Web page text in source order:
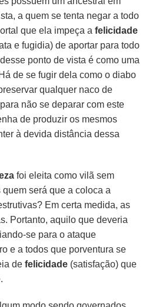
a quem se tenta negar a todo
que ela impeça afelicidade
e fugidia) de aportar para todo
desse ponto de vista é como uma
de se fugir dela como o diabo
qualquer naco de
não se deparar com este
de produzir os mesmos
à devida distância dessa
foi eleita como vilã sem
será que a coloca a
Em certa medida, as
Portanto, aquilo que deveria
se para o ataque
e a todos que porventura se
defelicidade (satisfação) que